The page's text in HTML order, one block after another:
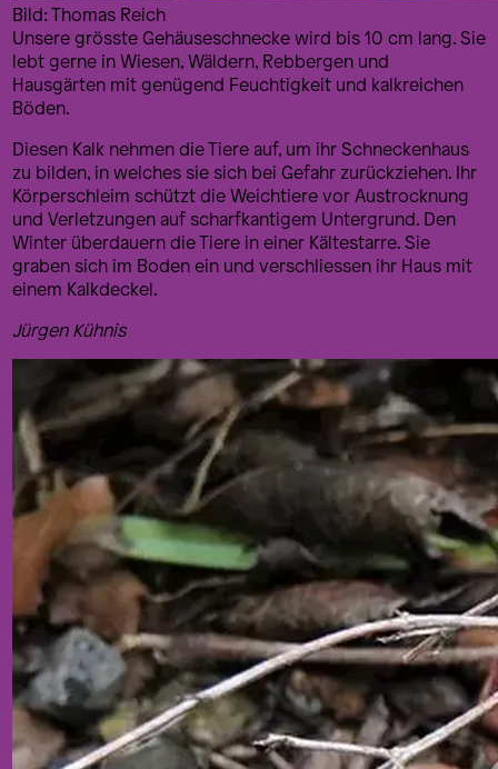
Bild: Thomas Reich
Unsere grösste Gehäuseschnecke wird bis 10 cm lang. Sie
lebt gerne in Wiesen, Wäldern, Rebbergen und
Hausgärten mit genügend Feuchtigkeit und kalkreichen
Böden.
Diesen Kalk nehmen die Tiere auf, um ihr Schneckenhaus
zu bilden, in welches sie sich bei Gefahr zurückziehen. Ihr
Körperschleim schützt die Weichtiere vor Austrocknung
und Verletzungen auf scharfkantigem Untergrund. Den
Winter überdauern die Tiere in einer Kältestarre. Sie
graben sich im Boden ein und verschliessen ihr Haus mit
einem Kalkdeckel.
Jürgen Kühnis